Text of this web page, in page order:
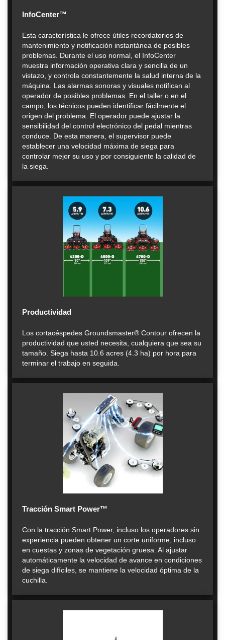
InfoCenter™
Esta característica le ofrece útiles recordatorios de
mantenimiento y notificación instantánea de posibles
problemas. Durante el uso normal, el InfoCenter
muestra información operativa clara y sencilla de un
vistazo, y controla constantemente la salud interna de la
máquina. Las alarmas sonoras y visuales notifican al
operador de posibles problemas. En el taller o en el
campo, los técnicos pueden identificar fácilmente el
origen del problema. El operador puede ajustar la
sensibilidad del control electrónico del pedal mientras
conduce. De esta manera, el supervisor puede
establecer una velocidad máxima de siega para
controlar mejor su uso y por consiguiente la calidad de
la siega.
Productividad
Los cortacéspedes Groundsmaster® Contour ofrecen la
productividad que usted necesita, cualquiera que sea su
tamaño. Siega hasta 10.6 acres (4.3 ha) por hora para
terminar el trabajo en seguida.
Tracción Smart Power™
Con la tracción Smart Power, incluso los operadores sin
experiencia pueden obtener un corte uniforme, incluso
en cuestas y zonas de vegetación gruesa. Al ajustar
automáticamente la velocidad de avance en condiciones
de siega difíciles, se mantiene la velocidad óptima de la
cuchilla.